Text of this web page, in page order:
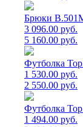
Брюки
3 096.00 руб.
5 160.00 руб.
Футболка
1 530.00 руб.
2 550.00 руб.
Футболка
1 494.00 руб.